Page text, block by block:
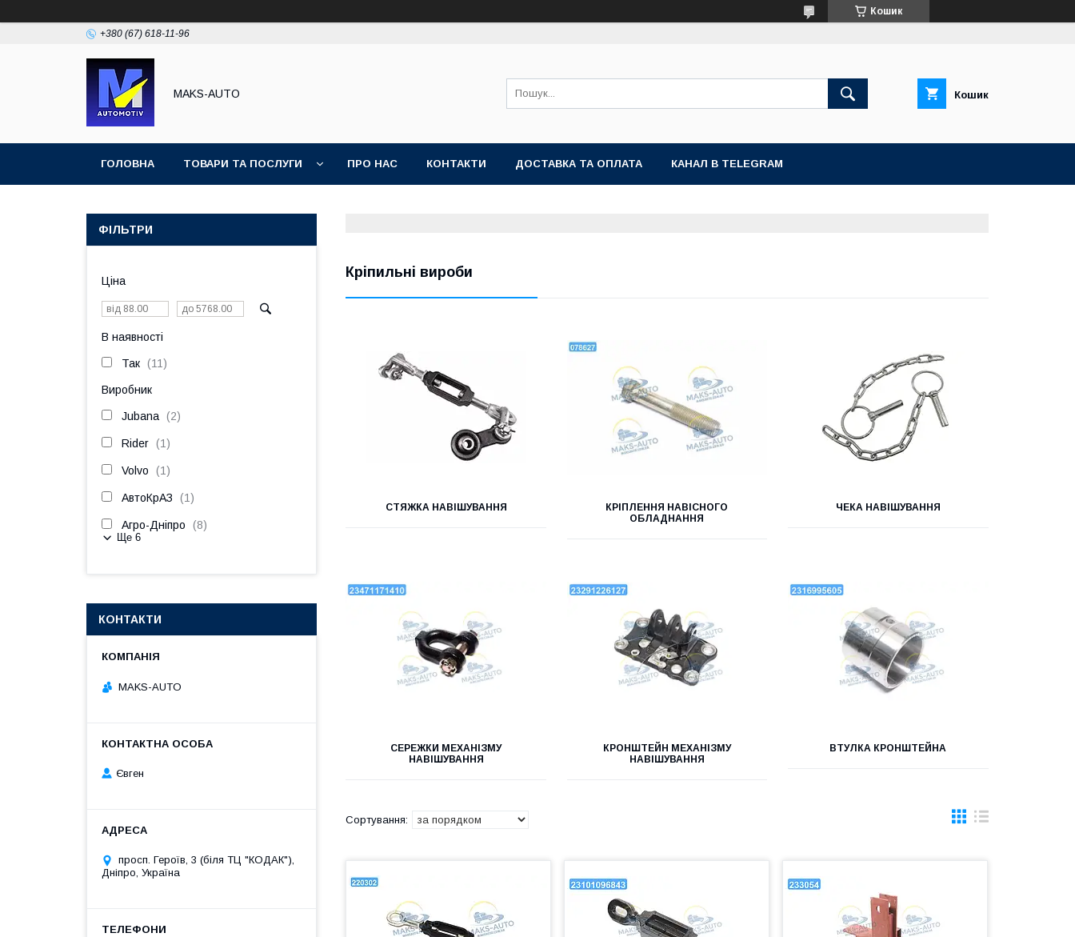
Кошик
+380 (67) 618-11-96
MAKS-AUTO Кошик
ГОЛОВНА ТОВАРИ ТА ПОСЛУГИ ПРО НАС КОНТАКТИ ДОСТАВКА ТА ОПЛАТА КАНАЛ В TELEGRAM
Кріпильні вироби
СТЯЖКА НАВІШУВАННЯ
КРІПЛЕННЯ НАВІСНОГО
ОБЛАДНАННЯ
ЧЕКА НАВІШУВАННЯ
СЕРЕЖКИ МЕХАНІЗМУ
НАВІШУВАННЯ
КРОНШТЕЙН МЕХАНІЗМУ
НАВІШУВАННЯ
ВТУЛКА КРОНШТЕЙНА
ФІЛЬТРИ
Ціна
В наявності
Так 11
Виробник
Jubana 2
Rider 1
Volvo 1
АвтоКрАЗ 1
Агро-Дніпро 8
Ще 6
КОНТАКТИ
MAKS-AUTO
Євген
просп. Героїв, 3 (біля ТЦ "КОДАК"),
Дніпро, Україна